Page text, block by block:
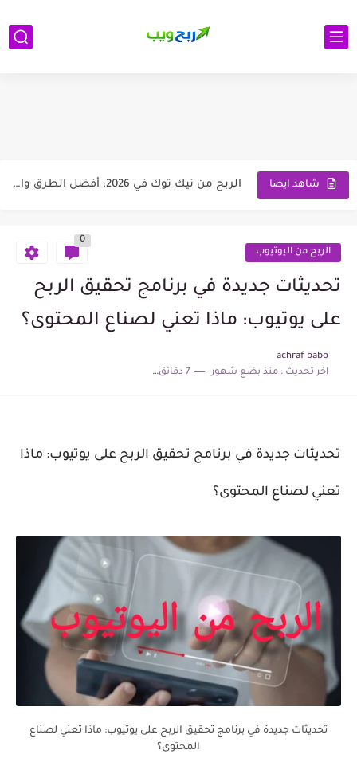
الرئيسيةالربح من الانترنت اتصل بنا
شاهد ايضا الربح من تيك توك في 2026: أفضل الطرق والشروط وكيفية...
الربح من اليوتيوب
0
تحديثات جديدة في برنامج تحقيق الربح
على يوتيوب: ماذا تعني لصناع المحتوى؟
achraf babo
اخر تحديث :منذ بضع شهور 7 دقائق للقراءة
تحديثات جديدة في برنامج تحقيق الربح على يوتيوب: ماذا
تعني لصناع المحتوى؟
تحديثات جديدة في برنامج تحقيق الربح على يوتيوب: ماذا تعني لصناع
المحتوى؟